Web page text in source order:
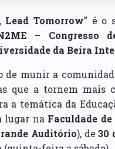
Lead Tomorrow” é o
– Congresso
da Beira
de munir a
que a tornem mais
a temática da
lugar na Faculdade
Auditório), de30